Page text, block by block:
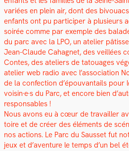
variées en plein air, dont des
enfants ont pu par­ticiper à plusieurs
soirée comme par exem­ple des
du parc avec la LPO, un ate­lier
Jean-Claude Cahag­net, des veil­lées
Con­tes, des ate­liers de tatouages
ate­lier web radio avec l’association
de la con­fec­tion d’épouvantails pour
voisin·e·s du Parc, et encore bien
respon­s­ables !
Nous avons eu à cœur de tra­vailler
toire et de créer des éléments de
nos actions. Le Parc du Saus­set fut
jeux et d’aventure le temps d’un bel